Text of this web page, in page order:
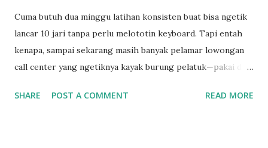
Cuma butuh dua minggu latihan konsisten buat bisa ngetik
lancar 10 jari tanpa perlu melototin keyboard. Tapi entah
kenapa, sampai sekarang masih banyak pelamar lowongan
call center yang ngetiknya kayak burung pelatuk—pakai dua
utama kalau kerja di dunia pelayanan pelanggan. Gak Bisa
SHARE POST A COMMENT READ MORE